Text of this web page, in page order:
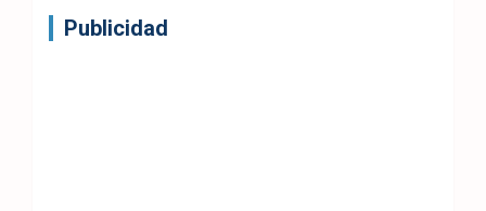
Publicidad